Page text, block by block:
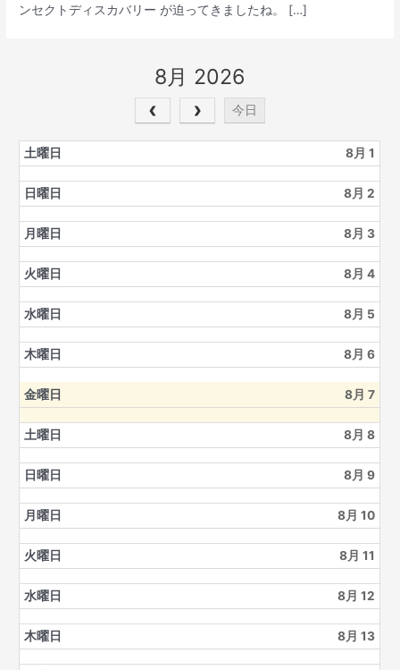
ンセクトディスカバリー が迫ってきましたね。 […]
8月 2026
今日
土曜日 8月 1
日曜日 8月 2
月曜日 8月 3
火曜日 8月 4
水曜日 8月 5
木曜日 8月 6
金曜日 8月 7
土曜日 8月 8
日曜日 8月 9
月曜日 8月 10
火曜日 8月 11
水曜日 8月 12
木曜日 8月 13